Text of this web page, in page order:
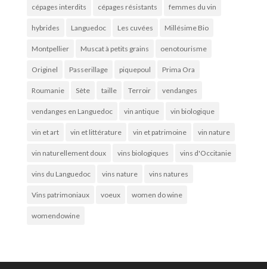
cépages interdits cépages résistants femmes du vin
hybrides Languedoc Les cuvées Millésime Bio
Montpellier Muscat à petits grains oenotourisme
Originel Passerillage piquepoul Prima Ora
Roumanie Sète taille Terroir vendanges
vendanges en Languedoc vin antique vin biologique
vin et art vin et littérature vin et patrimoine vin nature
vin naturellement doux vins biologiques vins d'Occitanie
vins du Languedoc vins nature vins natures
Vins patrimoniaux voeux women do wine
womendowine